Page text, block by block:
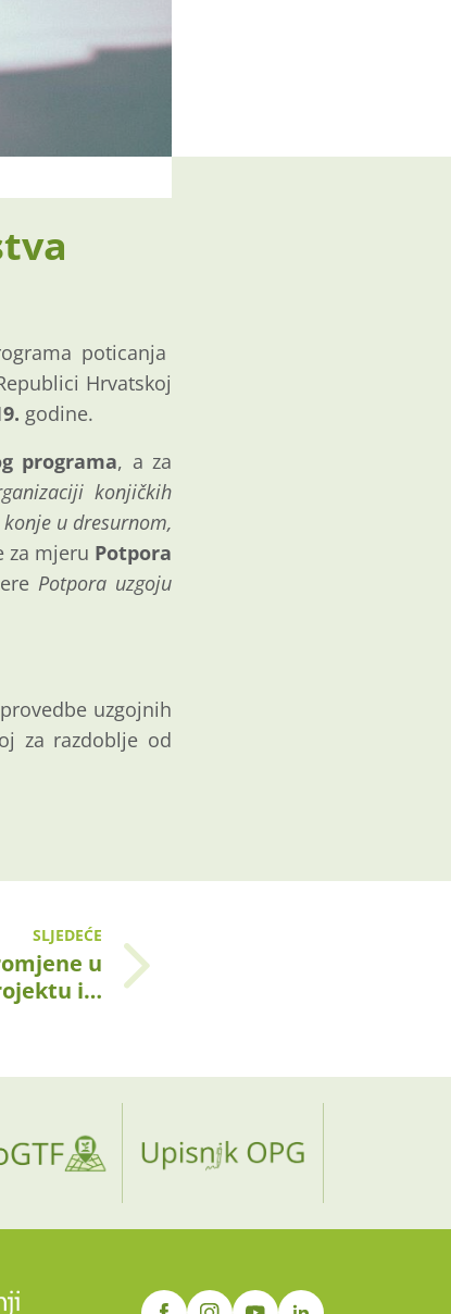
poticanja
Hrvatskoj
godine.
programa, a za
konjičkih
u dresurnom,
za mjeru Potpora
Potpora uzgoju
uzgojnih
za razdoblje od
SLJEDEĆE
u
i…